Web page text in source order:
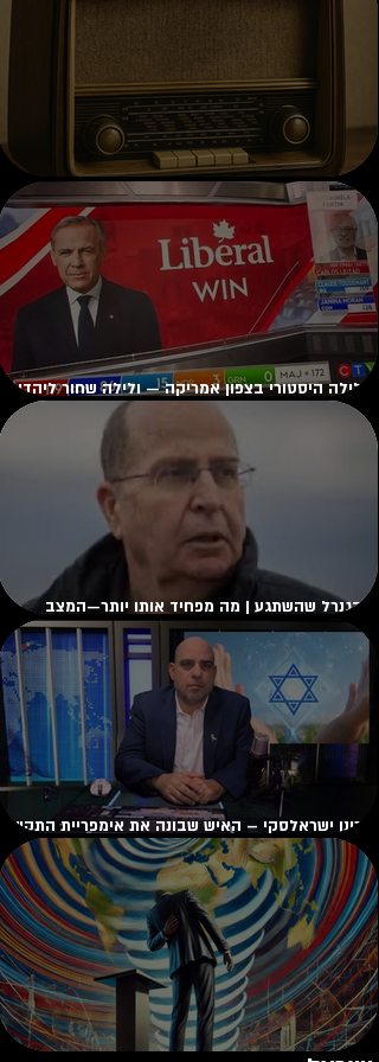
ימי הרדיו: מתור הזהב אל שידורי החירום.
לילה היסטורי בצפון אמריקה — ולילה שחור ליהדות
קנדה
הגנרל שהשתגע | מה מפחיד אותו יותר—המצב
הביטחוני של ישראל, או הפחד שהוא עצמו יישכח?
רונן ישראלסקי – האיש שבונה את אימפריית
הבאה